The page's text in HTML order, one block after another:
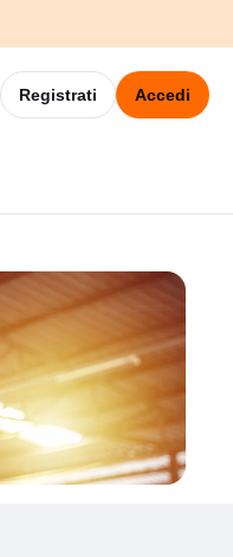
Registrati Accedi